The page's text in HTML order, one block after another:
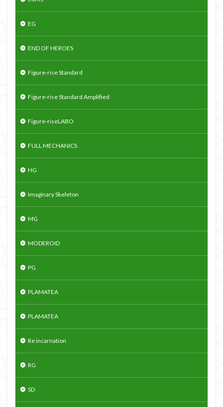
EG
END OF HEROES
Figure-rise Standard
Figure-rise Standard Amplified
Figure-riseLABO
FULL MECHANICS
HG
Imaginary Skeleton
MG
MODEROID
PG
PLAMATEA
PLAMATEA
Re incarnation
RG
SD